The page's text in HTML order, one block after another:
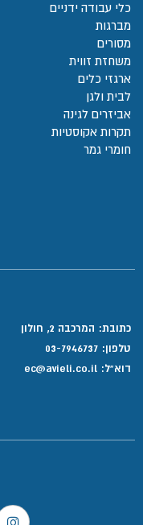
כלי עבודה ידניים
מברגות
מסורים
משחזת זווית
ארגזי כלים
לבית ולגן
אביזרים לגינה
תקרות אקוסטיות
חומרי גמר
כתובת: המרכבה 2, חולון
טלפון: 03-7946737
דוא”ל: